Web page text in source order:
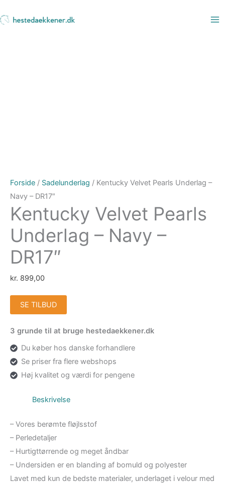
til
Forside / Sadelunderlag / Kentucky Velvet Pearls Underlag –
Navy – DR17″
Kentucky Velvet Pearls
Underlag – Navy –
DR17″
kr. 899,00
SE TILBUD
3 grunde til at bruge hestedaekkener.dk
Du køber hos danske forhandlere
Se priser fra flere webshops
Høj kvalitet og værdi for pengene
Beskrivelse
– Vores berømte fløjlsstof
– Perledetaljer
– Hurtigttørrende og meget åndbar
– Undersiden er en blanding af bomuld og polyester
Lavet med kun de bedste materialer, underlaget i velour med